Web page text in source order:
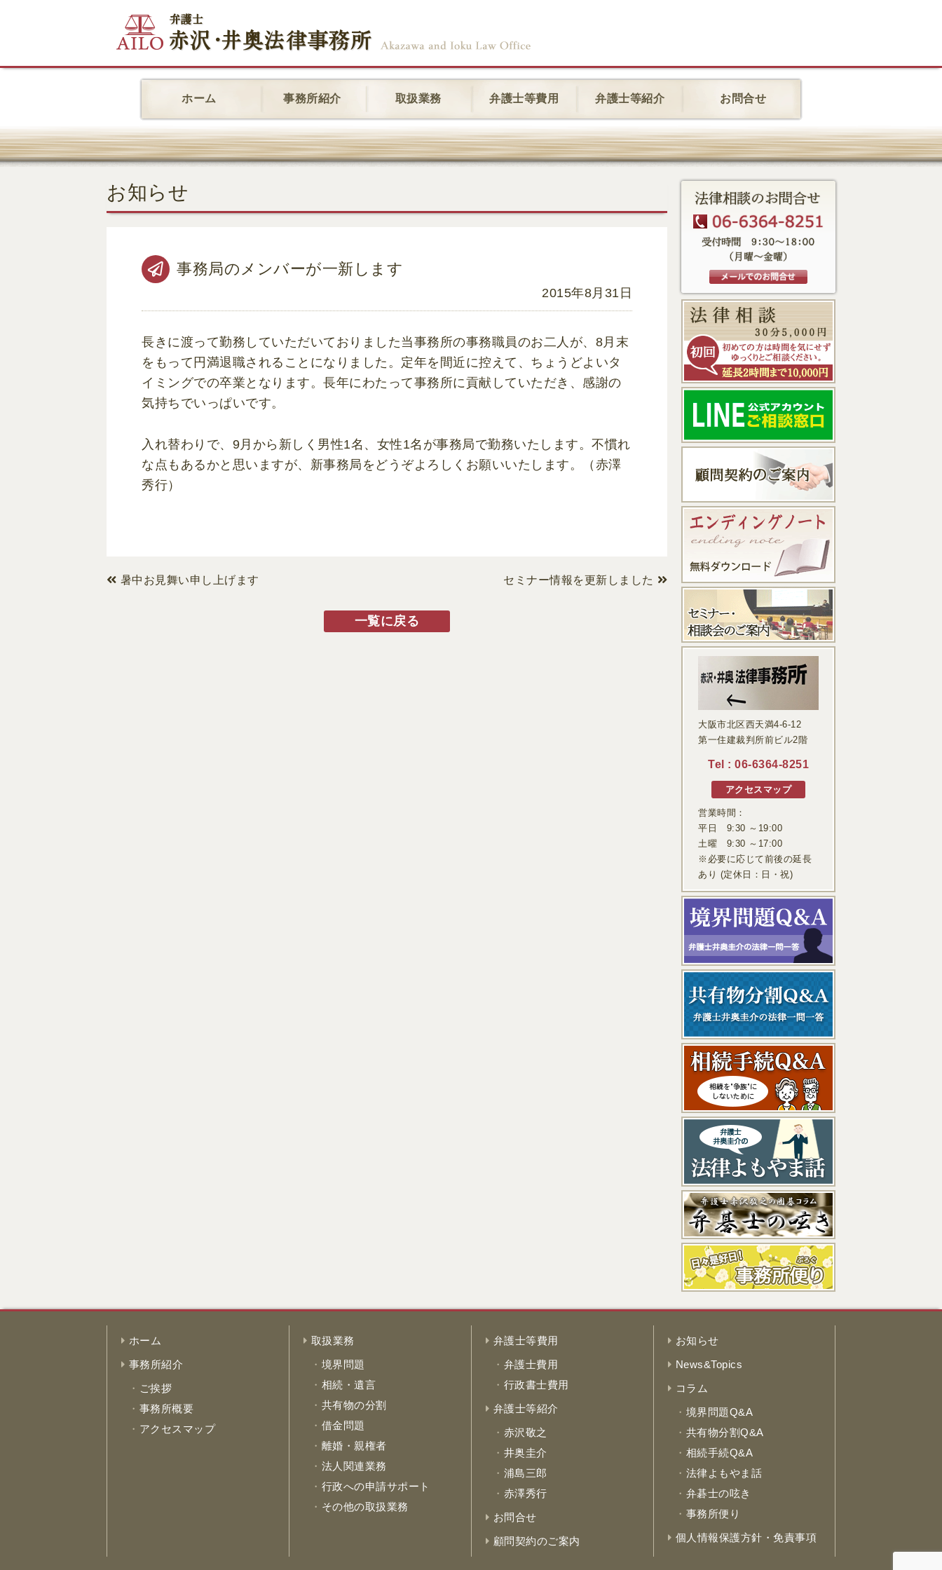
ホーム 事務所紹介 取扱業務 弁護士等費用 弁護士等紹介 お問合せ
お知らせ
事務局のメンバーが一新します
2015年8月31日
長きに渡って勤務していただいておりました当事務所の事務職員のお二人が、8月末
をもって円満退職されることになりました。定年を間近に控えて、ちょうどよいタ
イミングでの卒業となります。長年にわたって事務所に貢献していただき、感謝の
気持ちでいっぱいです。
入れ替わりで、9月から新しく男性1名、女性1名が事務局で勤務いたします。不慣れ
な点もあるかと思いますが、新事務局をどうぞよろしくお願いいたします。（赤澤
秀行）
セミナー情報を更新しました
暑中お見舞い申し上げます
一覧に戻る
大阪市北区西天満4-6-12
第一住建裁判所前ビル2階
Tel : 06-6364-8251
アクセスマップ
営業時間：
平日 9:30 ～19:00
土曜 9:30 ～17:00
※必要に応じて前後の延長
あり (定休日：日・祝)
ホーム
事務所紹介
ご挨拶
事務所概要
アクセスマップ
取扱業務
境界問題
相続・遺言
共有物の分割
借金問題
離婚・親権者
法人関連業務
行政への申請サポート
その他の取扱業務
弁護士等費用
弁護士費用
行政書士費用
弁護士等紹介
赤沢敬之
井奥圭介
浦島三郎
赤澤秀行
お問合せ
顧問契約のご案内
お知らせ
News&Topics
コラム
境界問題Q&A
共有物分割Q&A
相続手続Q&A
法律よもやま話
弁碁士の呟き
事務所便り
個人情報保護方針・免責事項